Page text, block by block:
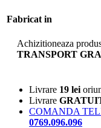
Fabricat in
Achizitioneaza
TRANSPORT
Livrare 19 lei
Livrare
COMANDA
0769.096.096